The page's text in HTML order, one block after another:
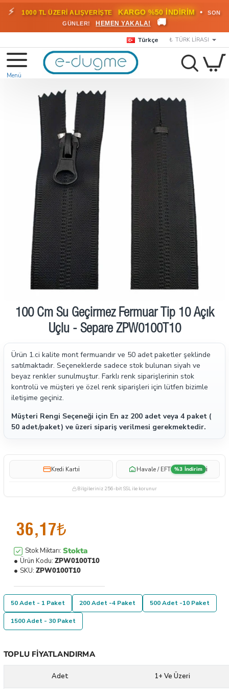
⚡ 1000 TL ÜZERİ ALIŞVERİŞTE KARGO %50 İNDİRİM •
SON
GÜNLER!
HEMEN YAKALA! 🚚
Türkçe ₺ TÜRK LIRASI
100 Cm Su Geçirmez Fermuar Tip 10 Açık
Uçlu - Separe ZPW0100T10
Ürün 1.ci kalite mont fermuarıdır ve 50 adet paketler şeklinde
satılmaktadır. Seçeneklerde sadece stok bulunan siyah ve
beyaz renkler sunulmuştur. Farklı renk siparişlerinin stok
kontrolü ve müşteri ye özel renk siparişleri için lütfen bizimle
iletişime geçiniz.
Müşteri Rengi Seçeneği için En az 200 adet veya 4 paket (
50 adet/paket) ve üzeri sipariş verilmesi gerekmektedir.
Kredi Kartıi Havale / EFT %3 İndirim i
Bilgileriniz 256-bit SSL ile korunur
36,17₺
Stok Miktarı: Stokta
Ürün Kodu: ZPW0100T10
SKU: ZPW0100T10
50 Adet - 1 Paket 200 Adet -4 Paket 500 Adet -10 Paket
1500 Adet - 30 Paket
TOPLU FIYATLANDIRMA
Adet 1+ Ve Üzeri